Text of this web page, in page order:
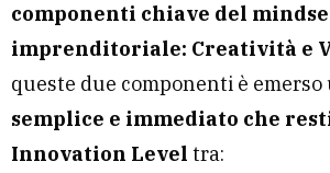
componenti chiave del
imprenditoriale: Creatività e
queste due componenti è emerso
semplice e immediato che
Innovation Level tra: